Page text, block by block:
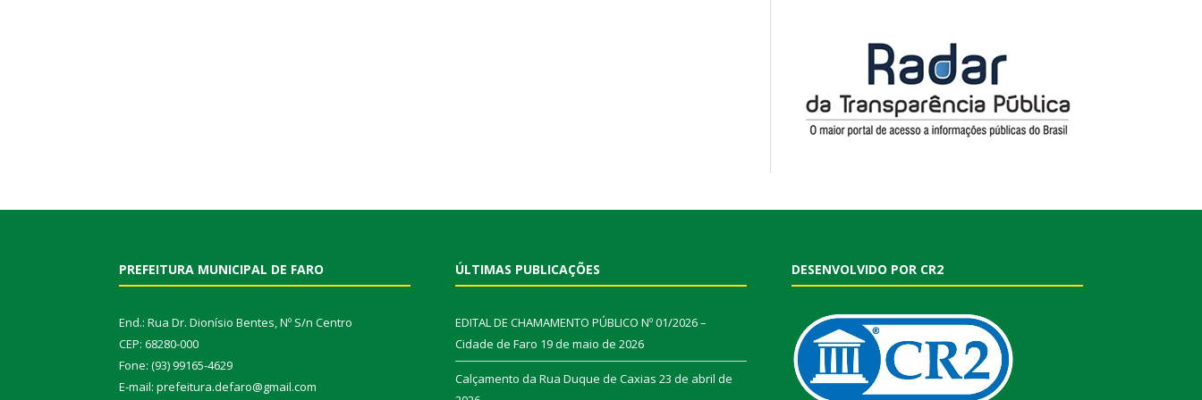
PREFEITURA MUNICIPAL DE FARO
End.: Rua Dr. Dionísio Bentes, Nº S/n Centro
CEP: 68280-000
Fone: (93) 99165-4629
E-mail: prefeitura.defaro@gmail.com
ÚLTIMAS PUBLICAÇÕES
EDITAL DE CHAMAMENTO PÚBLICO Nº 01/2026 –
Cidade de Faro 19 de maio de 2026
Calçamento da Rua Duque de Caxias 23 de abril de
DESENVOLVIDO POR CR2